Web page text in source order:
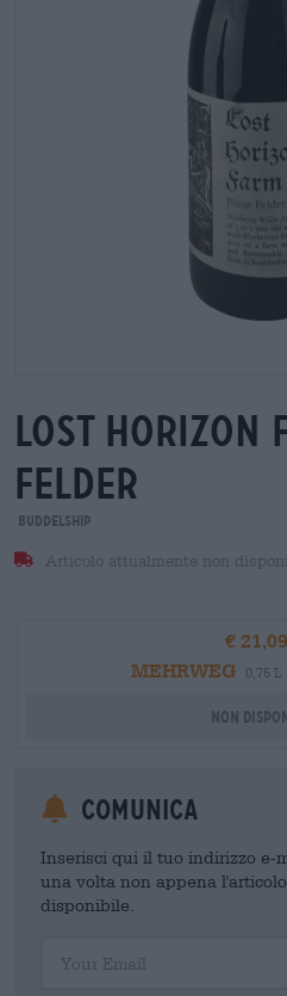
lost horizon
felder
Buddelship
Articolo attualmente non
€ 21,09
MEHRWEG
0,75 L
Non
Comunica
Inserisci qui il tuo indirizzo e-
una volta non appena
disponibile.